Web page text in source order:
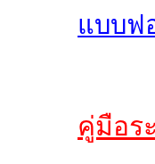
แบบฟ
คู่มือร